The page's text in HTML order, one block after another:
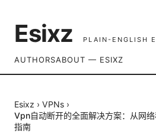
Esixz PLAIN-ENGLISH
AUTHORSABOUT — ESIXZ
Esixz › VPNs ›
Vpn自动断开的全面解决方案：从网
指南